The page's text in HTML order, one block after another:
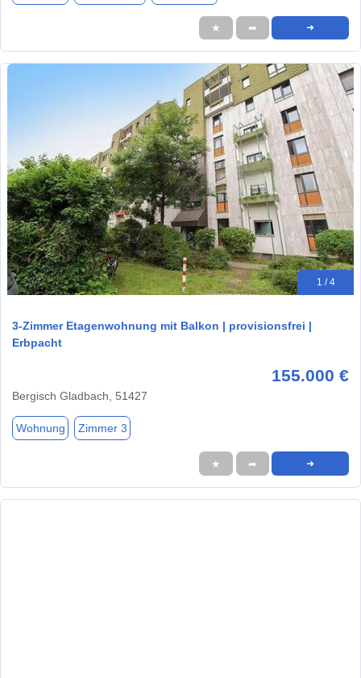
★ ➦ ➜
1 / 4
3-Zimmer Etagenwohnung mit Balkon | provisionsfrei |
Erbpacht
155.000 €
Bergisch Gladbach, 51427
Wohnung Zimmer 3
★ ➦ ➜